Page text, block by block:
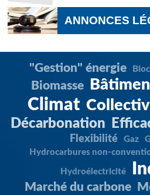
ANNONCES
"Gestion" énergie
Biomasse
Climat
Décarbonation
Flexibilité Gaz
Hydrocarbures non-
Hydroélectricité
Marché du carbone